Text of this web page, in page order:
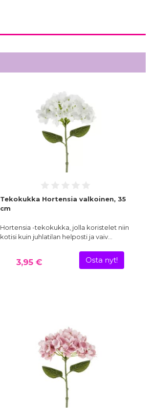
Tekokukka Hortensia valkoinen, 35
cm
Hortensia -tekokukka, jolla koristelet niin
kotisi kuin juhlatilan helposti ja vaiv…
3,95 € Osta nyt!